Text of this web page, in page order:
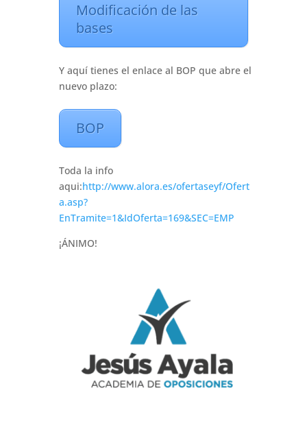
Modificación de las
bases
Y aquí tienes el enlace al BOP que abre el
nuevo plazo:
BOP
Toda la info
aqui:http://www.alora.es/ofertaseyf/Ofert
a.asp?
EnTramite=1&IdOferta=169&SEC=EMP
¡ÁNIMO!